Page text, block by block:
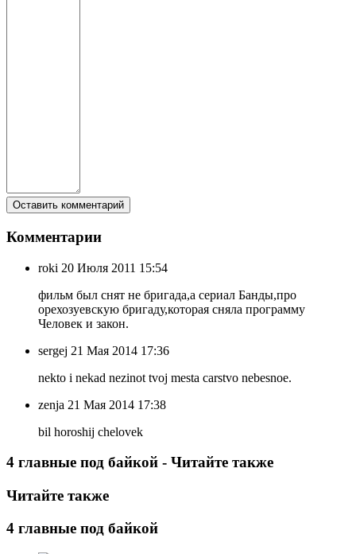
Комментарии
roki 20 Июля 2011 15:54
фильм был снят не бригада,а сериал Банды,про
орехозуевскую бригаду,которая сняла программу
Человек и закон.
sergej 21 Мая 2014 17:36
nekto i nekad nezinot tvoj mesta carstvo nebesnoe.
zenja 21 Мая 2014 17:38
bil horoshij chelovek
4 главные под байкой - Читайте также
Читайте также
4 главные под байкой